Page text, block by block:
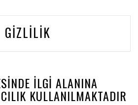
GIZLILIK
ILGI ALANINA
KULLANILMAKTADIR